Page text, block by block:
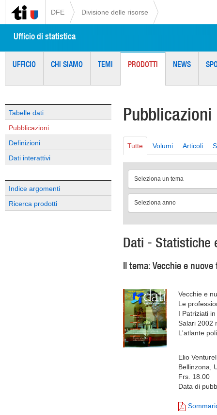
DFE Divisione delle risorse
Ufficio di statistica
UFFICIO CHI SIAMO TEMI PRODOTTI NEWS
Tabelle dati
Pubblicazioni
Definizioni
Dati interattivi
Indice argomenti
Ricerca prodotti
Pubblicazioni
Tutte Volumi Articoli
Seleziona un tema
Seleziona anno
Dati - Statistiche
Il tema: Vecchie e nuove
Vecchie e
Le
I Patriziati
Salari 2002
L'atlante
Elio
Bellinzona,
Frs. 18.00
Data di